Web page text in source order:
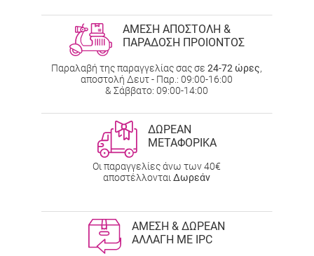
ΑΜΕΣΗ ΑΠΟΣΤΟΛΗ &
ΠΑΡΑΔΟΣΗ ΠΡΟΙΟΝΤΟΣ
Παραλαβή της παραγγελίας σας σε 24-72 ώρες,
αποστολή Δευτ - Παρ.: 09:00-16:00
& Σάββατο: 09:00-14:00
ΔΩΡΕΑΝ
ΜΕΤΑΦΟΡΙΚΑ
Οι παραγγελίες άνω των 40€
αποστέλλονταιΔωρεάν
ΑΜΕΣΗ & ΔΩΡΕΑΝ
ΑΛΛΑΓΗ ΜΕ IPC